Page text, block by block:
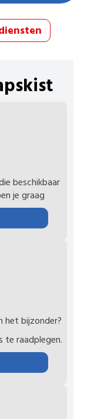
beschikbaar
je graag
het bijzonder?
te raadplegen.